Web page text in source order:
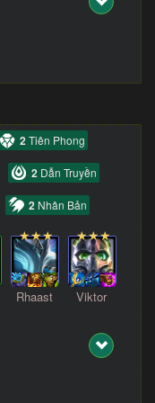
2Tiên Phong
2 Dẫn Truyền
2 Nhân Bản
Rhaast Viktor